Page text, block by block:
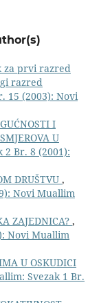
za prvi razred
razred
15 (2003): Novi
I
U
2 Br. 8 (2001):
DRUŠTVU ,
Novi Muallim
ZAJEDNICA? ,
Novi Muallim
U OSKUDICI
Svezak 1 Br.